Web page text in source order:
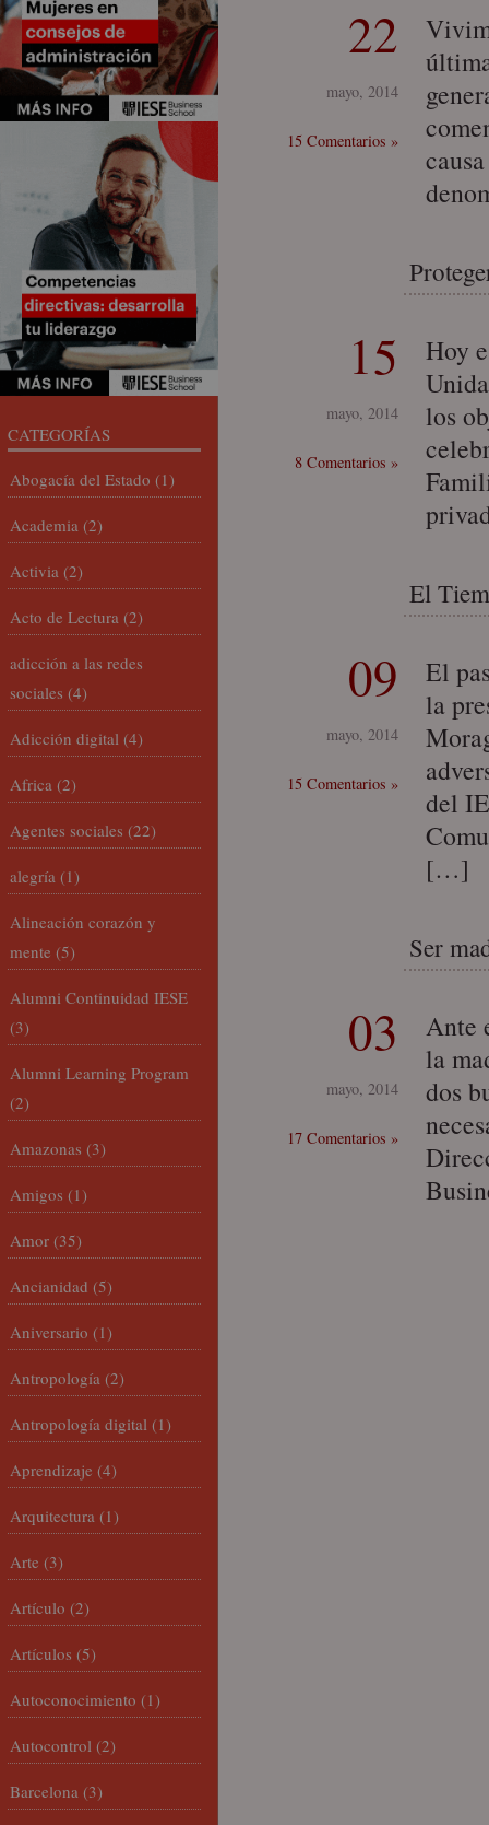
22
mayo, 2014
15 Comentarios »
15
mayo, 2014
8 Comentarios »
Hoy
los
El
09
mayo, 2014
15 Comentarios »
El
la
del
[…]
Ser
03
mayo, 2014
17 Comentarios »
Ante
la
dos
CATEGORÍAS
Abogacía del Estado (1)
Academia (2)
Activia (2)
Acto de Lectura (2)
adicción a las redes
sociales (4)
Adicción digital (4)
Africa (2)
Agentes sociales (22)
alegría (1)
Alineación corazón y
mente (5)
Alumni Continuidad IESE
(3)
Alumni Learning Program
(2)
Amazonas (3)
Amigos (1)
Amor (35)
Ancianidad (5)
Aniversario (1)
Antropología (2)
Antropología digital (1)
Aprendizaje (4)
Arquitectura (1)
Arte (3)
Artículo (2)
Artículos (5)
Autoconocimiento (1)
Autocontrol (2)
Barcelona (3)